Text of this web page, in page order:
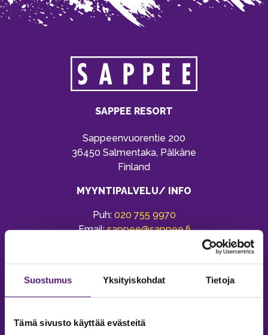
Suostumus Yksityiskohdat Tietoja
Tämä sivusto käyttää evästeitä
SAPPEE RESORT
Sappeenvuorentie 200
36450 Salmentaka, Pälkäne
Finland
MYYNTIPALVELU/ INFO
Puh: 020 755 9970
Email:sappee@sappee.fi